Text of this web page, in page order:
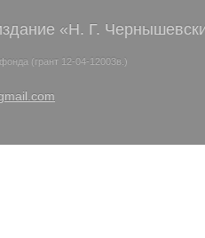
«Н. Г.
(грант 12-04-12003в.)